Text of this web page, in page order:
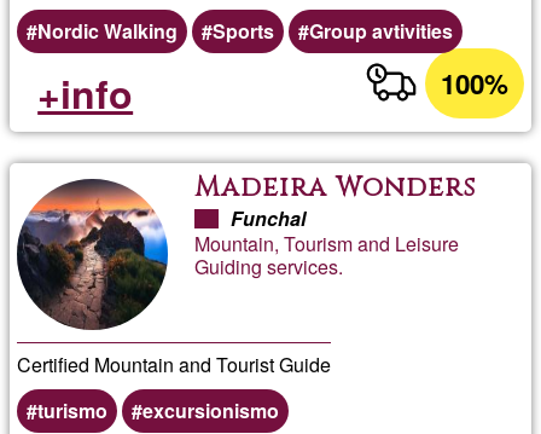
Nordic Walking
Sports Group avtivities
100%
+info
Madeira Wonders
Funchal
Mountain, Tourism and Leisure
Guiding services.
Certified Mountain and Tourist Guide
turismo
excursionismo